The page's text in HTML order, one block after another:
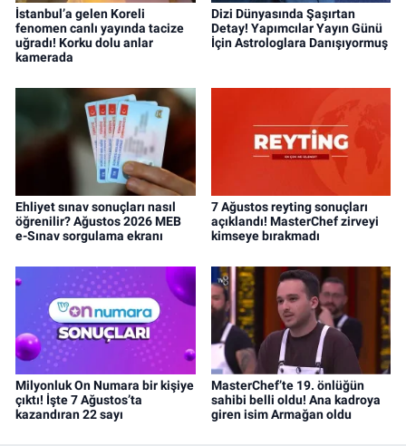
İstanbul’a gelen Koreli
fenomen canlı yayında tacize
uğradı! Korku dolu anlar
kamerada
Dizi Dünyasında Şaşırtan
Detay! Yapımcılar Yayın Günü
İçin Astrologlara Danışıyormuş
Ehliyet sınav sonuçları nasıl
öğrenilir? Ağustos 2026 MEB
e-Sınav sorgulama ekranı
7 Ağustos reyting sonuçları
açıklandı! MasterChef zirveyi
kimseye bırakmadı
Milyonluk On Numara bir kişiye
çıktı! İşte 7 Ağustos’ta
kazandıran 22 sayı
MasterChef’te 19. önlüğün
sahibi belli oldu! Ana kadroya
giren isim Armağan oldu